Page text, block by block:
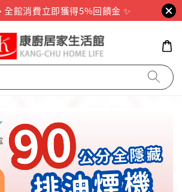
全館消費立即獲得5%回饋金 ✨